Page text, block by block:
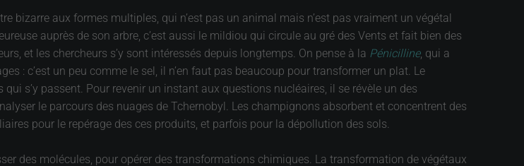
aux formes multiples, qui n’est pas un animal mais n’est pas vraiment un végétal
auprès de son arbre, c’est aussi le mildiou qui circule au gré des Vents et fait bien des
et les chercheurs s’y sont intéressés depuis longtemps. On pense à la Pénicilline, qui a
: c’est un peu comme le sel, il n’en faut pas beaucoup pour transformer un plat. Le
s’y passent. Pour revenir un instant aux questions nucléaires, il se révèle un des
le parcours des nuages de Tchernobyl. Les champignons absorbent et concentrent des
pour le repérage des ces produits, et parfois pour la dépollution des sols.
des molécules, pour opérer des transformations chimiques. La transformation de végétaux